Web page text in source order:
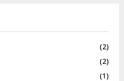
(2)
(2)
(1)